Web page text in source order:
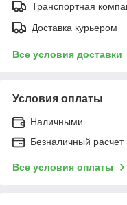
Транспортная
Доставка курьером
Все условия доставки
Условия оплаты
Наличными
Безналичный расчет
Все условия оплаты